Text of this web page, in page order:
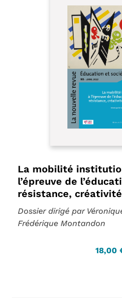
La mobilité
l’épreuve de
résistance,
Dossier dirigé par
Frédérique Montandon
18,00